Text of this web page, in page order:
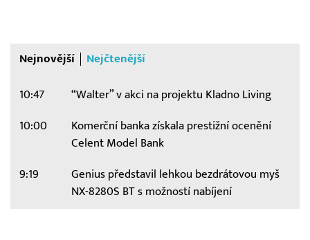
Nejnovější Nejčtenější
10:47 “Walter” v akci na projektu Kladno Living
10:00
Komerční banka získala prestižní ocenění
Celent Model Bank
9:19
Genius představil lehkou bezdrátovou myš
NX-8280S BT s možností nabíjení